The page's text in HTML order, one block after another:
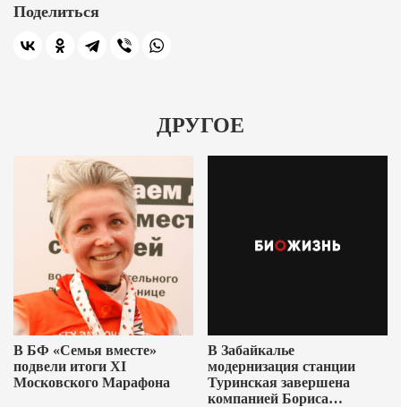
Поделиться
ДРУГОЕ
В БФ «Семья вместе»
подвели итоги XI
Московского Марафона
В Забайкалье
модернизация станции
Туринская завершена
компанией Бориса